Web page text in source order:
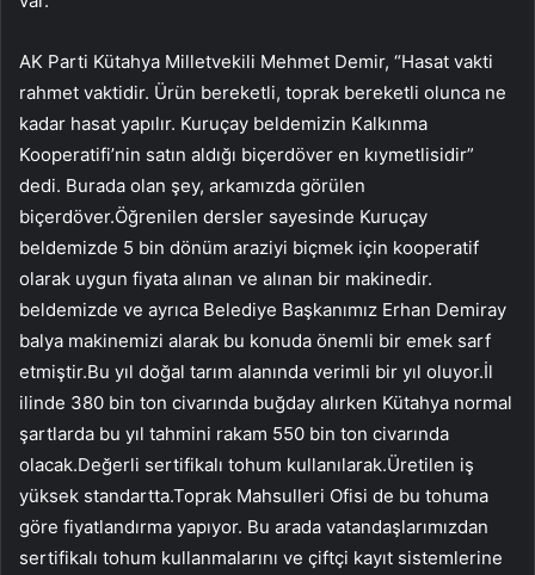
AK Parti Kütahya Milletvekili Mehmet Demir, “Hasat vakti
rahmet vaktidir. Ürün bereketli, toprak bereketli olunca ne
kadar hasat yapılır. Kuruçay beldemizin Kalkınma
Kooperatifi’nin satın aldığı biçerdöver en kıymetlisidir”
dedi. Burada olan şey, arkamızda görülen
biçerdöver.Öğrenilen dersler sayesinde Kuruçay
beldemizde 5 bin dönüm araziyi biçmek için kooperatif
olarak uygun fiyata alınan ve alınan bir makinedir.
beldemizde ve ayrıca Belediye Başkanımız Erhan Demiray
balya makinemizi alarak bu konuda önemli bir emek sarf
etmiştir.Bu yıl doğal tarım alanında verimli bir yıl oluyor.İl
ilinde 380 bin ton civarında buğday alırken Kütahya normal
şartlarda bu yıl tahmini rakam 550 bin ton civarında
olacak.Değerli sertifikalı tohum kullanılarak.Üretilen iş
yüksek standartta.Toprak Mahsulleri Ofisi de bu tohuma
göre fiyatlandırma yapıyor. Bu arada vatandaşlarımızdan
sertifikalı tohum kullanmalarını ve çiftçi kayıt sistemlerine